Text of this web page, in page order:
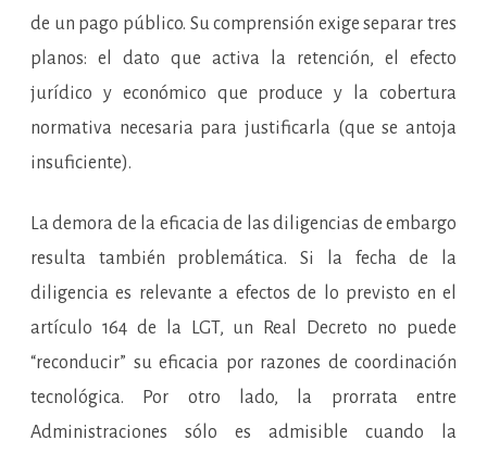
de un pago público. Su comprensión exige separar tres
planos: el dato que activa la retención, el efecto
jurídico y económico que produce y la cobertura
normativa necesaria para justificarla (que se antoja
insuficiente).
La demora de la eficacia de las diligencias de embargo
resulta también problemática. Si la fecha de la
diligencia es relevante a efectos de lo previsto en el
artículo 164 de la LGT, un Real Decreto no puede
“reconducir” su eficacia por razones de coordinación
tecnológica. Por otro lado, la prorrata entre
Administraciones sólo es admisible cuando la